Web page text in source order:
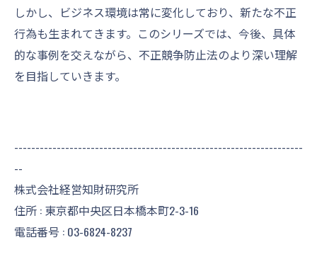
しかし、ビジネス環境は常に変化しており、新たな不正
行為も生まれてきます。このシリーズでは、今後、具体
的な事例を交えながら、不正競争防止法のより深い理解
を目指していきます。
--------------------------------------------------------------------
--
株式会社経営知財研究所
住所 : 東京都中央区日本橋本町2-3-16
電話番号 : 03-6824-8237